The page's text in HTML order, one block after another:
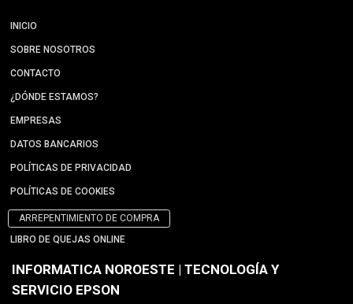
INICIO
SOBRE NOSOTROS
CONTACTO
¿DÓNDE ESTAMOS?
EMPRESAS
DATOS BANCARIOS
POLÍTICAS DE PRIVACIDAD
POLÍTICAS DE COOKIES
ARREPENTIMIENTO DE COMPRA
LIBRO DE QUEJAS ONLINE
INFORMATICA NOROESTE | TECNOLOGÍA Y
SERVICIO EPSON